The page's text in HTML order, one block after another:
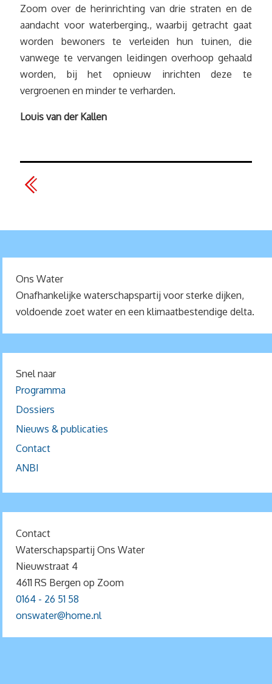
Zoom over de herinrichting van drie straten en de
aandacht voor waterberging., waarbij getracht gaat
worden bewoners te verleiden hun tuinen, die
vanwege te vervangen leidingen overhoop gehaald
worden, bij het opnieuw inrichten deze te
vergroenen en minder te verharden.
Louis van der Kallen
Ons Water
Onafhankelijke waterschapspartij voor sterke dijken,
voldoende zoet water en een klimaatbestendige delta.
Snel naar
Programma
Dossiers
Nieuws & publicaties
Contact
ANBI
Contact
Waterschapspartij Ons Water
Nieuwstraat 4
4611 RS Bergen op Zoom
0164 - 26 51 58
onswater@home.nl